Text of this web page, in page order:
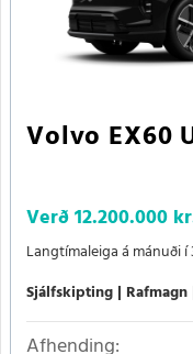
Volvo EX60
Verð12.200.000
Langtímaleiga á mánuði í
Sjálfskipting Rafmagn
Afhending: